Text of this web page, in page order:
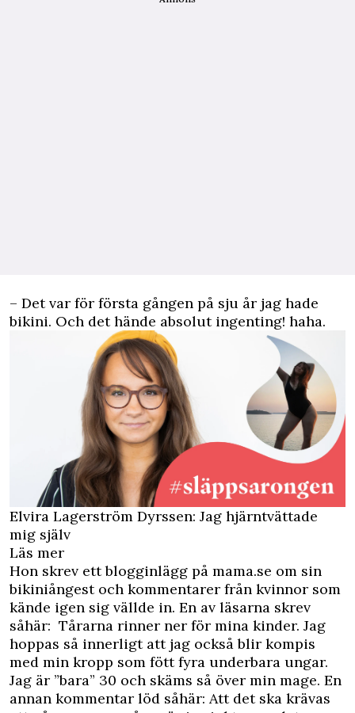
– Det var för första gången på sju år jag hade
bikini. Och det hände absolut ingenting! haha.
Elvira Lagerström Dyrssen: Jag hjärntvättade
mig själv
Läs mer
Hon skrev ett blogginlägg på mama.se om sin
bikiniångest och kommentarer från kvinnor som
kände igen sig vällde in. En av läsarna skrev
såhär: Tårarna rinner ner för mina kinder. Jag
hoppas så innerligt att jag också blir kompis
med min kropp som fött fyra underbara ungar.
Jag är ”bara” 30 och skäms så över min mage. En
annan kommentar löd såhär: Att det ska krävas